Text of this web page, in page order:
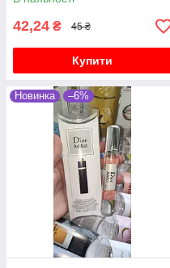
42,24 ₴ 45 ₴
Купити
Новинка –6%